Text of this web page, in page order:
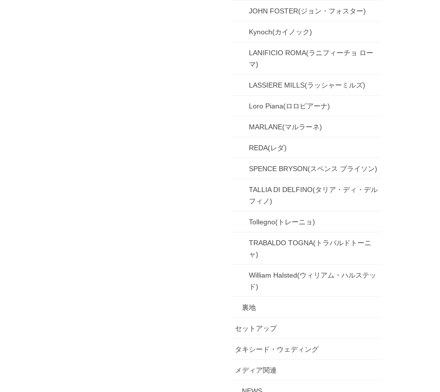
JOHN FOSTER(ジョン・フォスター)
Kynoch(カイノック)
LANIFICIO ROMA(ラニフィーチョ ロー
マ)
LASSIERE MILLS(ラッシャーミルズ)
Loro Piana(ロロピアーナ)
MARLANE(マルラーネ)
REDA(レダ)
SPENCE BRYSON(スペンス ブライソン)
TALLIA DI DELFINO(タリア・ディ・デル
フィノ)
Tollegno(トレーニョ)
TRABALDO TOGNA(トラバルドトーニ
ャ)
William Halsted(ウィリアム・ハルステッ
ド)
裏地
セットアップ
タキシード・ウェディング
メディア関連